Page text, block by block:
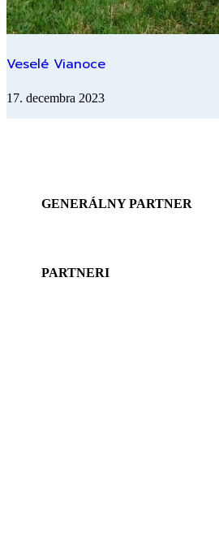
Veselé Vianoce
17. decembra 2023
GENERÁLNY PARTNER
PARTNERI